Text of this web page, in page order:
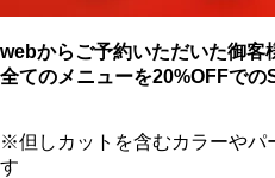
webからご予約いただいた御客
全てのメニューを20%OFFでの
※但しカットを含むカラーやパ
す